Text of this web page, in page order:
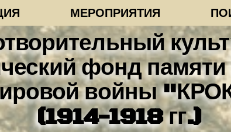
МЕРОПРИЯТИЯ
фонд
войны
(1914-1918 гг.)